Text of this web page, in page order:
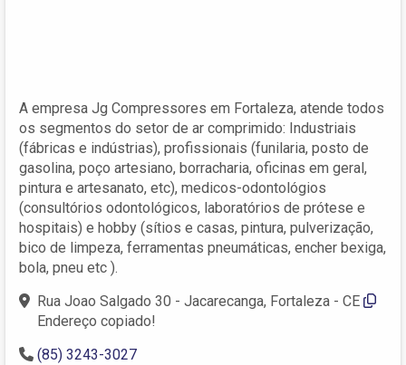
A empresa Jg Compressores em Fortaleza, atende todos
os segmentos do setor de ar comprimido: Industriais
(fábricas e indústrias), profissionais (funilaria, posto de
gasolina, poço artesiano, borracharia, oficinas em geral,
pintura e artesanato, etc), medicos-odontológios
(consultórios odontológicos, laboratórios de prótese e
hospitais) e hobby (sítios e casas, pintura, pulverização,
bico de limpeza, ferramentas pneumáticas, encher bexiga,
bola, pneu etc ).
Rua Joao Salgado 30 - Jacarecanga, Fortaleza - CE
Endereço copiado!
(85) 3243-3027